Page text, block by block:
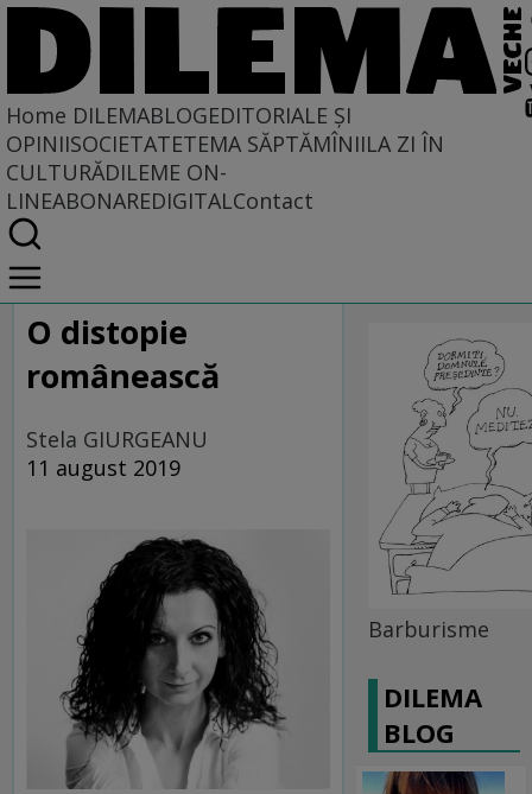
Home DILEMABLOGEDITORIALE ȘI
OPINIISOCIETATETEMA SĂPTĂMÎNIILA ZI ÎN
CULTURĂDILEME ON-
LINEABONAREDIGITALContact
Home
DILEMABLOG
DilemaBlog
O distopie
românească
Stela GIURGEANU
11 august 2019
Barburisme
DILEMA
BLOG